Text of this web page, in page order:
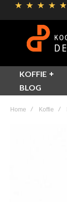
★ ★ ★ ★ ★
KOFFIE
BLOG
Home Koffie